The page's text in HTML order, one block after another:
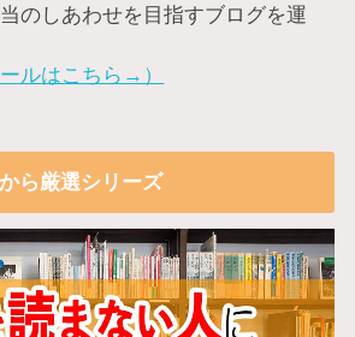
のしあわせを目指すブログを運
ルはこちら→）
ら厳選シリーズ